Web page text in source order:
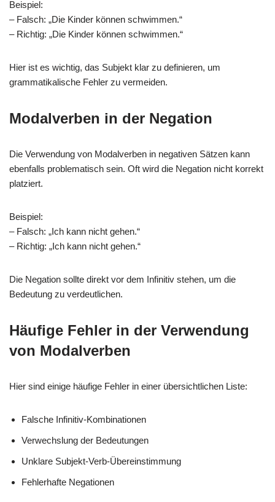
Beispiel:
– Falsch: „Die Kinder können schwimmen.“
– Richtig: „Die Kinder können schwimmen.“
Hier ist es wichtig, das Subjekt klar zu definieren, um
grammatikalische Fehler zu vermeiden.
Modalverben in der Negation
Die Verwendung von Modalverben in negativen Sätzen kann
ebenfalls problematisch sein. Oft wird die Negation nicht korrekt
platziert.
Beispiel:
– Falsch: „Ich kann nicht gehen.“
– Richtig: „Ich kann nicht gehen.“
Die Negation sollte direkt vor dem Infinitiv stehen, um die
Bedeutung zu verdeutlichen.
Häufige Fehler in der Verwendung
von Modalverben
Hier sind einige häufige Fehler in einer übersichtlichen Liste:
Falsche Infinitiv-Kombinationen
Verwechslung der Bedeutungen
Unklare Subjekt-Verb-Übereinstimmung
Fehlerhafte Negationen